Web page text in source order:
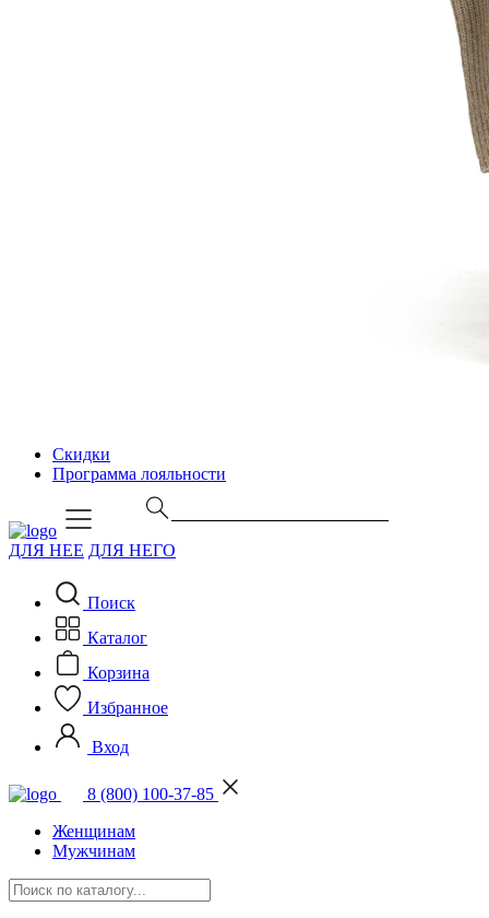
Скидки
Программа лояльности
ДЛЯ НЕЕ ДЛЯ НЕГО
Поиск
Каталог
Корзина
Избранное
Вход
8 (800) 100-37-85
Женщинам
Мужчинам